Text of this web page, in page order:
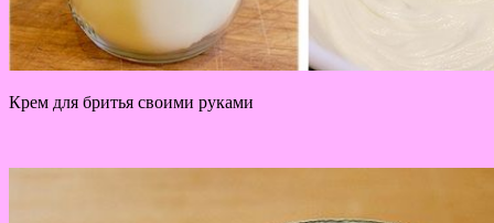
Крем для бритья своими руками